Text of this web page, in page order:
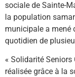
sociale de Sainte-
la population
municipale a mené
quotidien de
« Solidarité Seniors
réalisée grâce à la